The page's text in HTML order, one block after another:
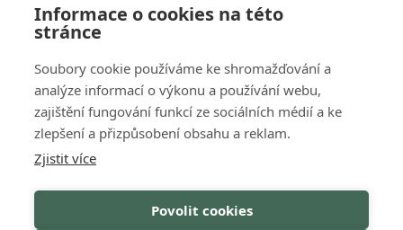
Informace o cookies na této
stránce
Soubory cookie používáme ke shromažďování a
analýze informací o výkonu a používání webu,
zajištění fungování funkcí ze sociálních médií a ke
zlepšení a přizpůsobení obsahu a reklam.
Zjistit více
Povolit cookies
PATIČKA
OSTATNÍ
Kontakt